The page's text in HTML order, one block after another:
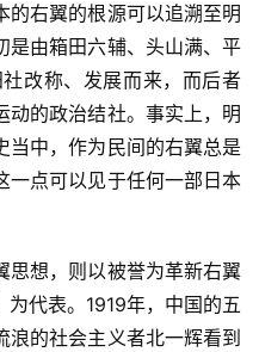
右翼的根源可以追溯至明
是由箱田六辅、头山满、平
改称、发展而来，而后者
动的政治结社。事实上，明
当中，作为民间的右翼总是
一点可以见于任何一部日本
想，则以被誉为革新右翼
代表。1919年，中国的五
的社会主义者北一辉看到